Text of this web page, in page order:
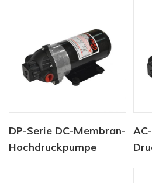
DP-Serie DC-Membran-
Hochdruckpumpe